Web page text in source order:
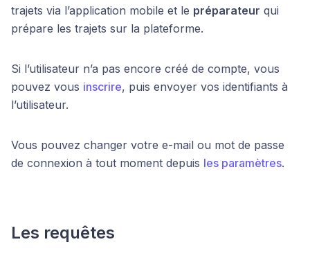
trajets via l’application mobile et le préparateur qui
prépare les trajets sur la plateforme.
Si l’utilisateur n’a pas encore créé de compte, vous
pouvez vous inscrire, puis envoyer vos identifiants à
l’utilisateur.
Vous pouvez changer votre e-mail ou mot de passe
de connexion à tout moment depuis les paramètres.
Les requêtes